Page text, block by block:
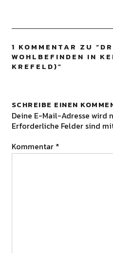
1 KOMMENTAR ZU “
WOHLBEFINDEN IN
KREFELD)”
SCHREIBE EINEN
Deine E-Mail-Adresse wird
Erforderliche Felder sind
Kommentar *